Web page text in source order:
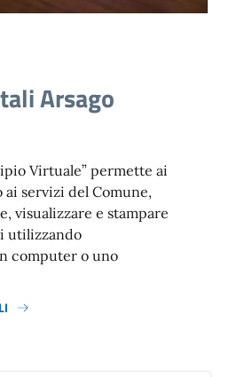
Arsago
Virtuale” permette ai
ai servizi del Comune,
visualizzare e stampare
utilizzando
computer o uno